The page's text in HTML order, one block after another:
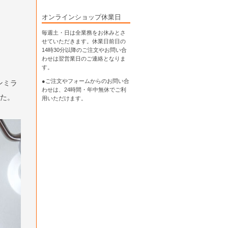
ミラ
。
オンラインショップ休業日
毎週土・日は全業務をお休みとさ
せていただきます。休業日前日の
14時30分以降のご注文やお問い合
わせは翌営業日のご連絡となりま
す。
●ご注文やフォームからのお問い合
わせは、 24時間・年中無休でご利
用いただけます。